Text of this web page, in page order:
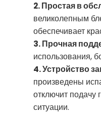
2. Простая в
великолепным
обеспечивает
3. Прочная
использования,
4. Устройство
произведены
отключит подачу
ситуации.